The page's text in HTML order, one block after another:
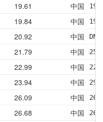
19.61 中国
19.84 中国
20.92 中国
21.79 中国
22.99 中国
23.94 中国
26.09 中国
26.68 中国